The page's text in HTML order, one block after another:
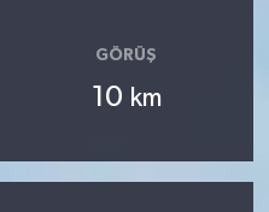
GÖRÜŞ
10 km